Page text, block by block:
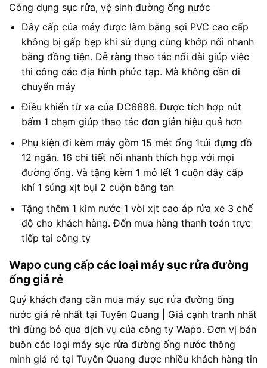
Công dụng sục rửa, vệ sinh đường ống nước
Dây cấp của máy được làm bằng sợi PVC cao cấp
không bị gấp bẹp khi sử dụng cùng khớp nối nhanh
bằng đồng tiện. Dễ ràng thao tác nối dài giúp việc
thi công các địa hình phức tạp. Mà không cần di
chuyển máy
Điều khiển từ xa của DC6686. Được tích hợp nút
bấm 1 chạm giúp thao tác đơn giản hiệu quả hơn
Phụ kiện đi kèm máy gồm 15 mét ống 1túi đựng đồ
12 ngăn. 16 chi tiết nối nhanh thích hợp với mọi
đường ống. Và tặng kèm 1 mỏ lết 1 cuộn dây cấp
khí 1 súng xịt bụi 2 cuộn băng tan
Tặng thêm 1 kìm nước 1 vòi xịt cao áp rửa xe 3 chế
độ cho khách hàng. Đến mua hàng thanh toán trực
tiếp tại công ty
Wapo cung cấp các loại máy sục rửa đường
ống giá rẻ
Quý khách đang cần mua máy sục rửa đường ống
nước giá rẻ nhất tại Tuyên Quang | Giá cạnh tranh nhất
thì đừng bỏ qua dịch vụ của công ty Wapo. Đơn vị bán
buôn các loại máy sục rửa đường ống nước thông
minh giá rẻ tại Tuyên Quang được nhiều khách hàng tin